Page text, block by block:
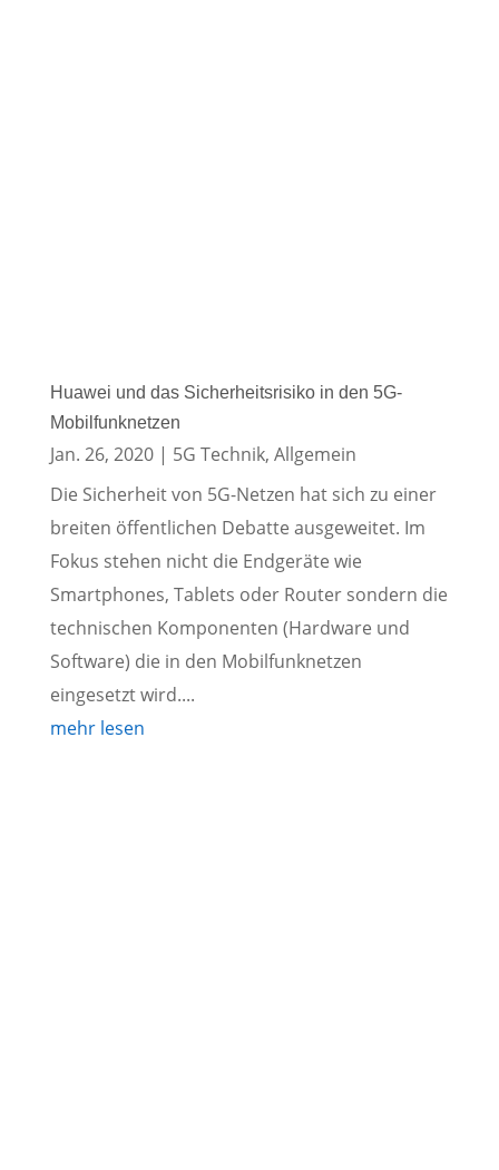
Huawei und das Sicherheitsrisiko in den 5G-
Mobilfunknetzen
Jan. 26, 2020| 5G Technik, Allgemein
Die Sicherheit von 5G-Netzen hat sich zu einer
breiten öffentlichen Debatte ausgeweitet. Im
Fokus stehen nicht die Endgeräte wie
Smartphones, Tablets oder Router sondern die
technischen Komponenten (Hardware und
Software) die in den Mobilfunknetzen
eingesetzt wird....
mehr lesen